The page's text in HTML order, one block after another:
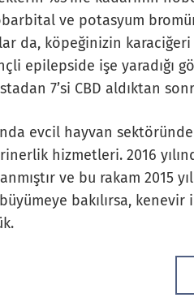
ve potasyum
da, köpeğinizin
epilepside işe yaradığı
7’si CBD aldıktan
evcil hayvan
hizmetleri. 2016
ve bu rakam 2015
bakılırsa,